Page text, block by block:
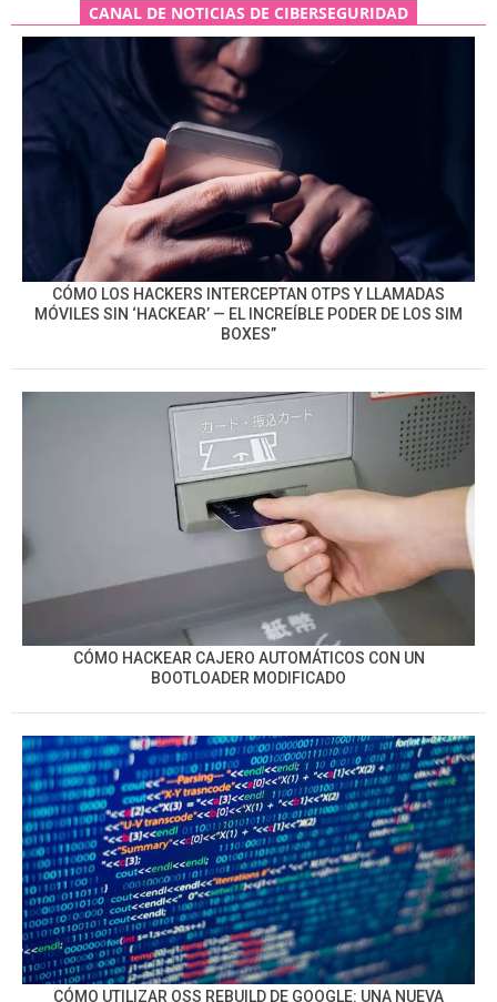
CANAL DE NOTICIAS DE CIBERSEGURIDAD
CÓMO LOS HACKERS INTERCEPTAN OTPS Y LLAMADAS
MÓVILES SIN ‘HACKEAR’ — EL INCREÍBLE PODER DE LOS SIM
BOXES”
CÓMO HACKEAR CAJERO AUTOMÁTICOS CON UN
BOOTLOADER MODIFICADO
CÓMO UTILIZAR OSS REBUILD DE GOOGLE: UNA NUEVA